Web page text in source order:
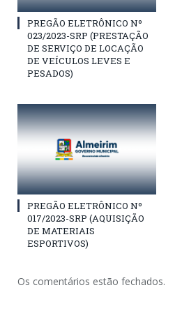
PREGÃO ELETRÔNICO Nº
023/2023-SRP (PRESTAÇÃO
DE SERVIÇO DE LOCAÇÃO
DE VEÍCULOS LEVES E
PESADOS)
PREGÃO ELETRÔNICO Nº
017/2023-SRP (AQUISIÇÃO
DE MATERIAIS
ESPORTIVOS)
Os comentários estão fechados.